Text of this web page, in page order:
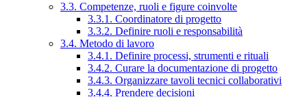
3.3. Competenze, ruoli e figure coinvolte
3.3.1. Coordinatore di progetto
3.3.2. Definire ruoli e responsabilità
3.4. Metodo di lavoro
3.4.1. Definire processi, strumenti e rituali
3.4.2. Curare la documentazione di progetto
3.4.3. Organizzare tavoli tecnici collaborativi
3.4.4. Prendere decisioni